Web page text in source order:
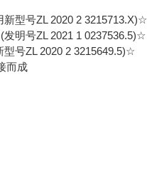
型号ZL 2020 2 3215713.X)☆
明号ZL 2021 1 0237536.5)☆
号ZL 2020 2 3215649.5)☆
而成